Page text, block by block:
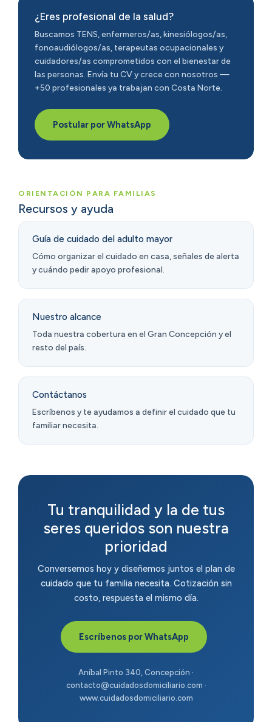
¿Eres profesional de la salud?
Buscamos TENS, enfermeros/as, kinesiólogos/as,
fonoaudiólogos/as, terapeutas ocupacionales y
cuidadores/as comprometidos con el bienestar de
las personas. Envía tu CV y crece con nosotros —
+50 profesionales ya trabajan con Costa Norte.
Postular por WhatsApp
ORIENTACIÓN PARA FAMILIAS
Recursos y ayuda
Guía de cuidado del adulto mayor
Cómo organizar el cuidado en casa, señales de alerta
y cuándo pedir apoyo profesional.
Nuestro alcance
Toda nuestra cobertura en el Gran Concepción y el
resto del país.
Contáctanos
Escríbenos y te ayudamos a definir el cuidado que tu
familiar necesita.
Tu tranquilidad y la de tus
seres queridos son nuestra
prioridad
Conversemos hoy y diseñemos juntos el plan de
cuidado que tu familia necesita. Cotización sin
costo, respuesta el mismo día.
Escríbenos por WhatsApp
Aníbal Pinto 340, Concepción ·
contacto@cuidadosdomiciliario.com ·
www.cuidadosdomiciliario.com